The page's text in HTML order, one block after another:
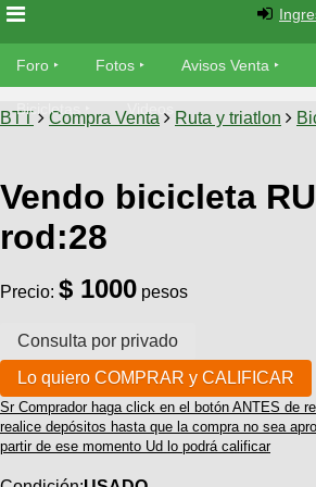
Foro
Foro
MecÃ¡nica
Fotos
SUBÃ
Galeria
Bicicletas
Viajes
Descenso
Ventas
SUBÃ
Buscar
Ultimos
Fotos
as
Bicicletas
Bicicletas
Tandem
Videos
Cicloturismo
Foro Fotos Avisos Venta
Bicicletas Videos
BTT Compra Venta Ruta y triatlon
Vendo bicicleta
rod:28
Precio: $ 1000 pesos
Sr Comprador haga click en el botón ANTES de
realice depósitos hasta que la compra no sea
partir de ese momento Ud lo podrá calificar